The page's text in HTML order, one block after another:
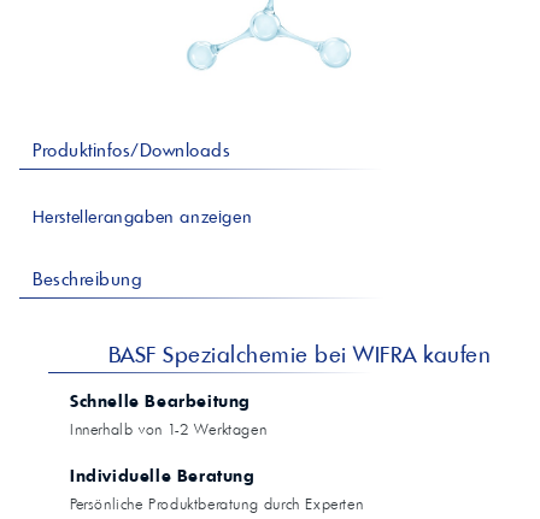
Produktinfos/Downloads
Herstellerangaben anzeigen
Beschreibung
BASF Spezialchemie bei WIFRA kaufen
Schnelle Bearbeitung
Innerhalb von 1-2 Werktagen
Individuelle Beratung
Persönliche Produktberatung durch Experten